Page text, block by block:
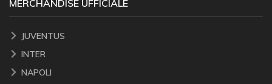
MERCHANDISE UFFICIALE
JUVENTUS
INTER
NAPOLI